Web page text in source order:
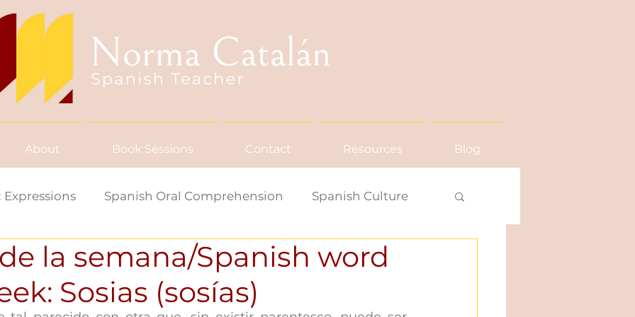
About Book Sessions Contact Resources Blog
Spanish Oral Comprehension Spanish Culture
Word/Saying of the Week
la semana/Spanish word
Sosias (sosías)